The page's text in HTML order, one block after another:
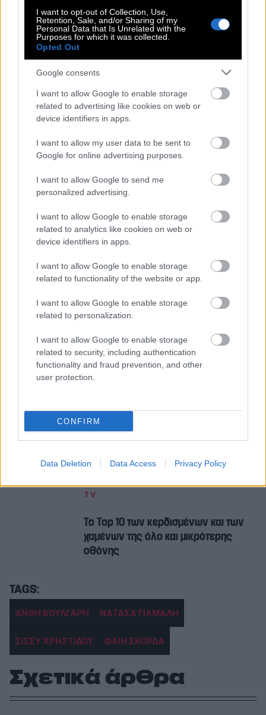
I want to opt-out of Collection, Use,
Retention, Sale, and/or Sharing of my
Personal Data that Is Unrelated with the
Purposes for which it was collected.
Opted Out
Google consents
I want to allow Google to enable storage
related to advertising like cookies on web or
device identifiers in apps.
I want to allow my user data to be sent to
Google for online advertising purposes.
I want to allow Google to send me
personalized advertising.
I want to allow Google to enable storage
related to analytics like cookies on web or
device identifiers in apps.
I want to allow Google to enable storage
related to functionality of the website or app.
I want to allow Google to enable storage
related to personalization.
I want to allow Google to enable storage
related to security, including authentication
functionality and fraud prevention, and other
user protection.
CONFIRM
Data Deletion Data Access Privacy Policy
καθωσπρεπισμούς για να δείξει τη συγκίνησή της ή
τις διαφωνίες της. Όσο για την εκπομπή της, έχει
δομηθεί, δοκιμαστεί και χτίσει μια ισορροπημένη
συνταγή σκληρής επικαιρότητας, με βαριά
κοινωνικά θέματα, ζόρικο δικαστικό ρεπορτάζ και
κλασική, αλλά αξιοπρεπή ψυχαγωγία, με
καλεσμένους στους οποίους δίνεται χρόνος. Ακόμη
η εκπομπή έχει χημεία μεταξύ των συνεργατών,
όπου δεν φωνάζουν, δεν τσακώνονται, δεν
βετεράνο Παύλο Σταματόπουλο και τον πάντα
σοβαρότητα των κοινωνικών ζητημάτων Νίκο
Συρίγο. Η δημοσιογραφική ομάδα της εκπομπής
αντανακλαστικά, με αποκλειστικά ρεπορτάζ για
μεγάλα κοινωνικά ζητήματα, την ώρα που
συμβαίνουν και απασχολούν τους ανθρώπους στον
κόσμο γύρω μας και δεν αναπαράγει ό,τι όλοι
άλλοι, με μια στιβαρή και με πλήρη επίγνωση
αρχισυνταξία.
Τώρα καλά σας τα είπαμε εμείς, αλλά
έκπληξη ή κίνηση ρουα ματ των επικεφαλής του,
πάντα είναι μέσα στο πρόγραμμα. Τον Σεπτέμβρη,
TV
Το Top 10 των κερδισμένων και των
χαμένων της όλο και μικρότερης
οθόνης
ΑΝΘΗ ΒΟΥΛΓΑΡΗ ΝΑΤΑΣΑ ΓΙΑΜΑΛΗ
ΣΙΣΣΥ ΧΡΗΣΤΙΔΟΥ ΦΑΙΗ ΣΚΟΡΔΑ
Σχετικά άρθρα